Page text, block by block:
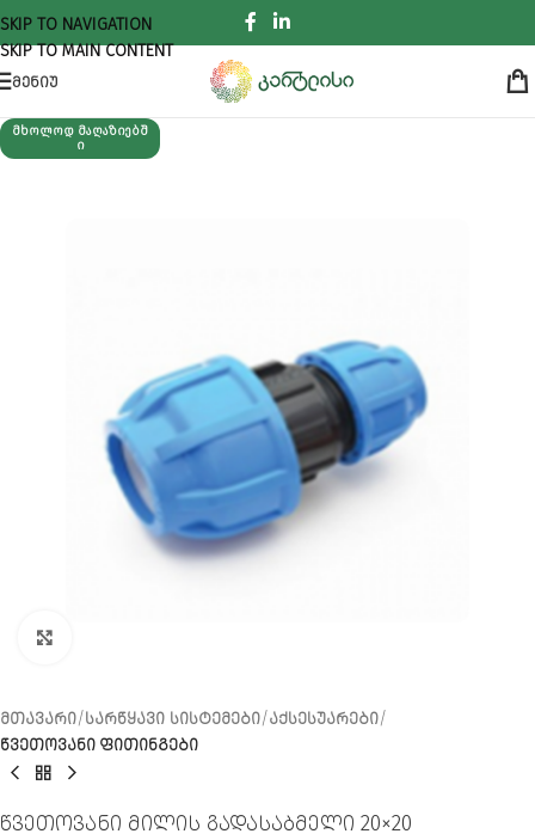
SKIP TO NAVIGATION
SKIP TO MAIN CONTENT
ᲛᲔᲜᲘᲣ
ᲛᲮᲝᲚᲝᲓ ᲛᲐᲦᲐᲖᲘᲔᲑᲨ
Ი
ᲛᲗᲐᲕᲐᲠᲘ ᲡᲐᲠᲬᲧᲐᲕᲘ ᲡᲘᲡᲢᲔᲛᲔᲑᲘ ᲐᲥᲡᲔᲡᲣᲐᲠᲔᲑᲘ
ᲬᲕᲔᲗᲝᲕᲐᲜᲘ ᲤᲘᲗᲘᲜᲒᲔᲑᲘ
წვეთოვანი მილის გადასაბმელი 20×20